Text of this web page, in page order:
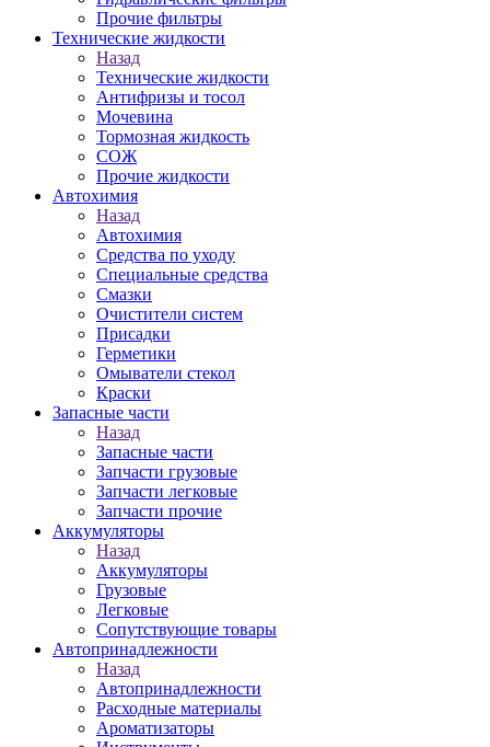
Прочие фильтры
Технические жидкости
Назад
Технические жидкости
Антифризы и тосол
Мочевина
Тормозная жидкость
СОЖ
Прочие жидкости
Автохимия
Назад
Автохимия
Средства по уходу
Специальные средства
Смазки
Очистители систем
Присадки
Герметики
Омыватели стекол
Краски
Запасные части
Назад
Запасные части
Запчасти грузовые
Запчасти легковые
Запчасти прочие
Аккумуляторы
Назад
Аккумуляторы
Грузовые
Легковые
Сопутствующие товары
Автопринадлежности
Назад
Автопринадлежности
Расходные материалы
Ароматизаторы